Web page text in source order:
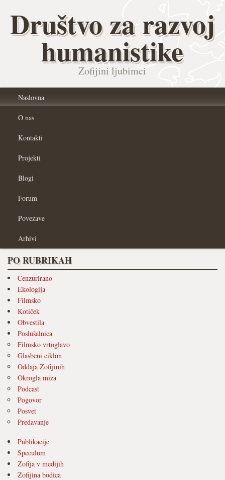
Društvo za razvoj
humanistike
Zofijini ljubimci
Naslovna
O nas
Kontakti
Projekti
Blogi
Forum
Povezave
Arhivi
PO RUBRIKAH
Cenzurirano
Ekologija
Filmsko
Kotiček
Obvestila
Poslušalnica
Filmsko vrtoglavo
Glasbeni ciklon
Oddaja Zofijinih
Okrogla miza
Podcast
Pogovor
Posvet
Predavanje
Publikacije
Speculum
Zofija v medijih
Zofijina bodica